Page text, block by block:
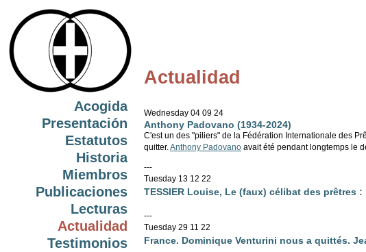
Acogida
Presentación
Estatutos
Historia
Miembros
Publicaciones
Lecturas
Actualidad
Testimonios
Actualidad
Wednesday 04 09 24
Anthony Padovano (1934-2024)
C'est un des "piliers" de la Fédération Internationale des
quitter. Anthony Padovano avait été pendant longtemps le
---
Tuesday 13 12 22
TESSIER Louise, Le (faux) célibat des prêtres :
---
Tuesday 29 11 22
France. Dominique Venturini nous a quittés.